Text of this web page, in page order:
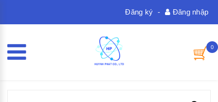
Đăng nhập
-
Đăng ký
0